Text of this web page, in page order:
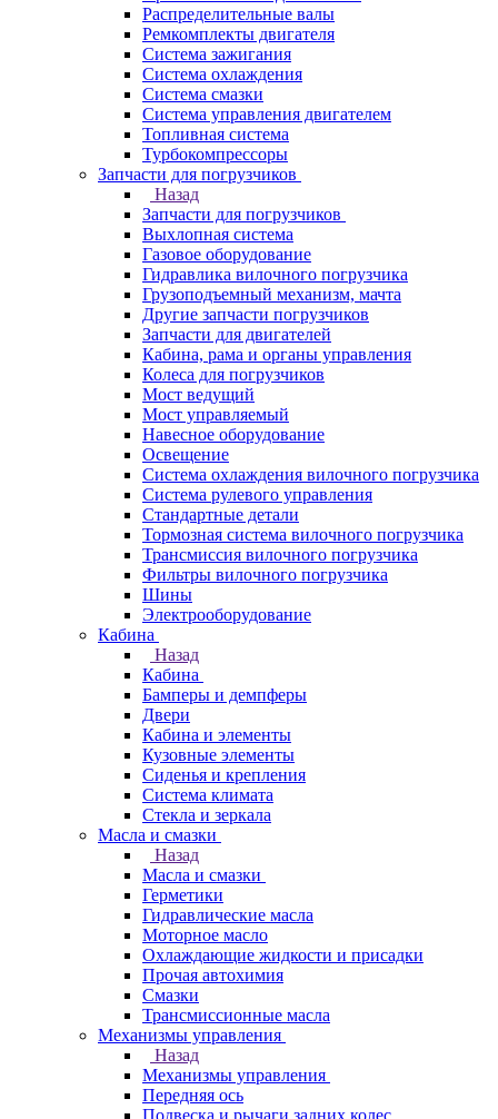
Распределительные валы
Ремкомплекты двигателя
Система зажигания
Система охлаждения
Система смазки
Система управления двигателем
Топливная система
Турбокомпрессоры
Запчасти для погрузчиков
Назад
Запчасти для погрузчиков
Выхлопная система
Газовое оборудование
Гидравлика вилочного погрузчика
Грузоподъемный механизм, мачта
Другие запчасти погрузчиков
Запчасти для двигателей
Кабина, рама и органы управления
Колеса для погрузчиков
Мост ведущий
Мост управляемый
Навесное оборудование
Освещение
Система охлаждения вилочного погрузчика
Система рулевого управления
Стандартные детали
Тормозная система вилочного погрузчика
Трансмиссия вилочного погрузчика
Фильтры вилочного погрузчика
Шины
Электрооборудование
Кабина
Назад
Кабина
Бамперы и демпферы
Двери
Кабина и элементы
Кузовные элементы
Сиденья и крепления
Система климата
Стекла и зеркала
Масла и смазки
Назад
Масла и смазки
Герметики
Гидравлические масла
Моторное масло
Охлаждающие жидкости и присадки
Прочая автохимия
Смазки
Трансмиссионные масла
Механизмы управления
Назад
Механизмы управления
Передняя ось
Подвеска и рычаги задних колес